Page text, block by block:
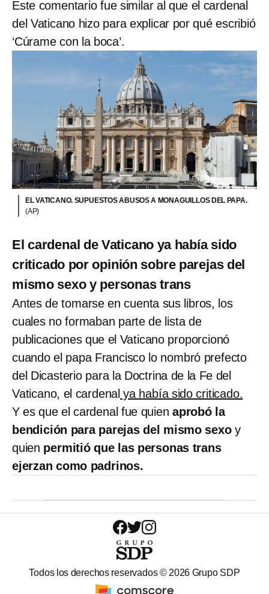
Este comentario fue similar al que el cardenal
del Vaticano hizo para explicar por qué escribió
‘Cúrame con la boca’.
EL VATICANO. SUPUESTOS ABUSOS A MONAGUILLOS DEL PAPA.
(AP)
El cardenal de Vaticano ya había sido
criticado por opinión sobre parejas del
mismo sexo y personas trans
Antes de tomarse en cuenta sus libros, los
cuales no formaban parte de lista de
publicaciones que el Vaticano proporcionó
cuando el papa Francisco lo nombró prefecto
del Dicasterio para la Doctrina de la Fe del
Vaticano, el cardenal ya había sido criticado.
Y es que el cardenal fue quien aprobó la
bendición para parejas del mismo sexoy
quien permitió que las personas trans
ejerzan como padrinos.
Todos los derechos reservados © 2026 Grupo SDP